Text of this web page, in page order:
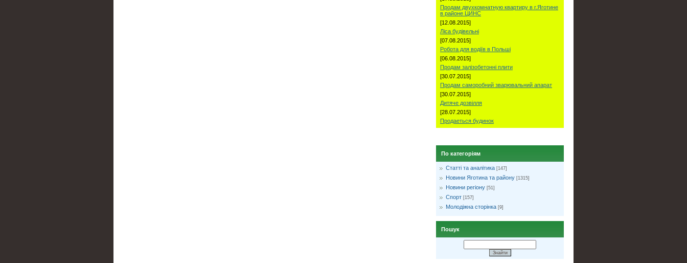
Продам двухкомнатную квартиру в г.Яготине
в районе ЦИНС
[12.08.2015]
Ліса будівельні
[07.08.2015]
Робота для водіїв в Польші
[06.08.2015]
Продам залізобетонні плити
[30.07.2015]
Продам саморобний зварювальний апарат
[30.07.2015]
Дитяче дозвілля
[28.07.2015]
Продаеться будинок
По категоріям
Статті та аналітика [147]
Новини Яготина та району [1315]
Новини регіону [51]
Спорт [157]
Молодіжна сторінка [9]
Пошук